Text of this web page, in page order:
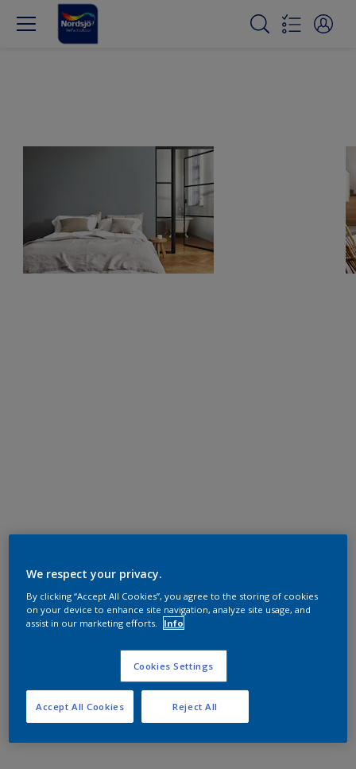
We respect your privacy.
By clicking “Accept All Cookies”, you agree to the storing of cookies
on your device to enhance site navigation, analyze site usage, and
assist in our marketing efforts.
Info
Cookies Settings
Reject All
Accept All Cookies